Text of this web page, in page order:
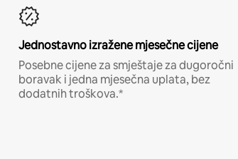
Jednostavno izražene mjesečne cijene
Posebne cijene za smještaje za dugoročni
boravak i jedna mjesečna uplata, bez
dodatnih troškova.*